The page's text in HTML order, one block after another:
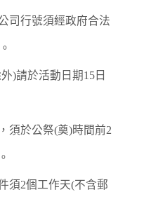
司行號須經政府合法
)請於活動日期15日
須於公祭(奠)時間前2
須2個工作天(不含郵